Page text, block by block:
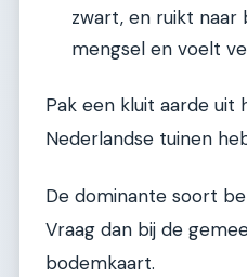
zwart, en ruikt naar
mengsel en voelt
Pak een kluit aarde uit
Nederlandse tuinen
De dominante soort
Vraag dan bij de
bodemkaart.